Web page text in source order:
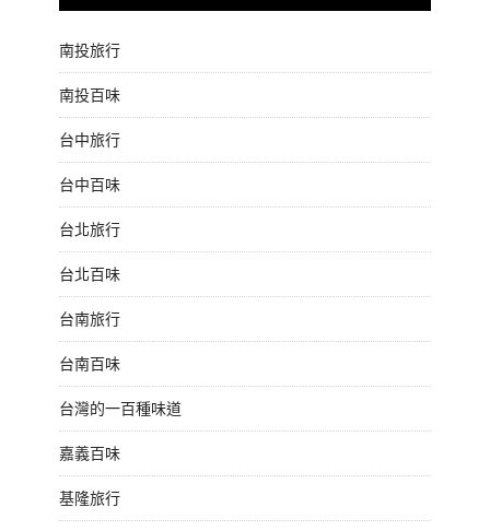
南投旅行
南投百味
台中旅行
台中百味
台北旅行
台北百味
台南旅行
台南百味
台灣的一百種味道
嘉義百味
基隆旅行